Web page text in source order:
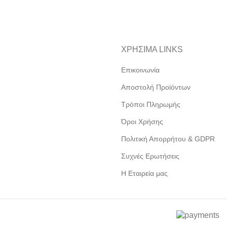
ΧΡΗΣΙΜΑ LINKS
Επικοινωνία
Αποστολή Προϊόντων
Τρόποι Πληρωμής
Όροι Χρήσης
Πολιτική Απορρήτου & GDPR
Συχνές Ερωτήσεις
Η Εταιρεία μας